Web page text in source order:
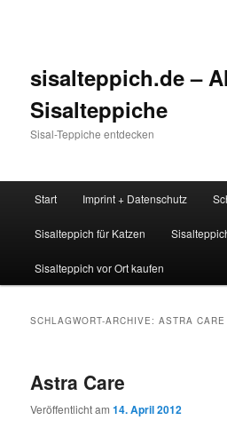
sisalteppich.de –
Sisalteppiche
Sisal-Teppiche entdecken
Start Imprint + Datenschutz
Sisalteppich für Katzen
Sisalteppich vor Ort kaufen
SCHLAGWORT-ARCHIVE:ASTRA CARE
Astra Care
Veröffentlicht am14. April 2012